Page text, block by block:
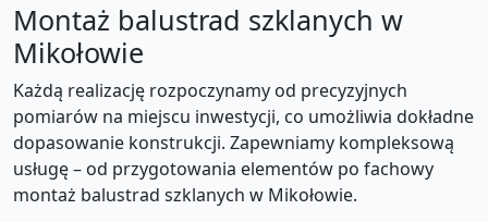
Montaż balustrad szklanych w
Mikołowie
Każdą realizację rozpoczynamy od precyzyjnych
pomiarów na miejscu inwestycji, co umożliwia dokładne
dopasowanie konstrukcji. Zapewniamy kompleksową
usługę – od przygotowania elementów po fachowy
montaż balustrad szklanych w Mikołowie.